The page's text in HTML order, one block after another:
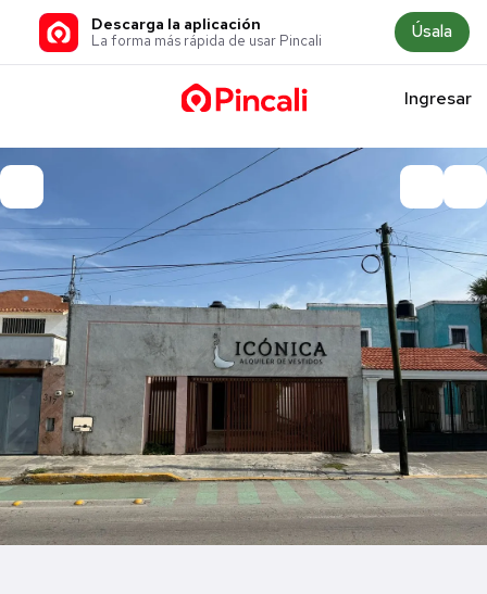
Descarga la aplicación
La forma más rápida de usar Pincali Úsala
Ingresar